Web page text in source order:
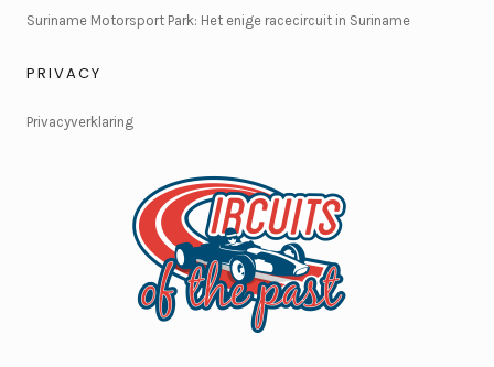
Suriname Motorsport Park: Het enige racecircuit in Suriname
PRIVACY
Privacyverklaring